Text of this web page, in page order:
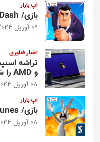
اپ بازار
بازی/ Agent Dash؛ سکه‌ها را جمع کنید
09 آوریل 2024
اخبار فناوری
و AMD را شکست داد
08 آوریل 2024
اپ بازار
بازی/ Looney Tunes؛ شهری بزرگ بسازید
08 آوریل 2024